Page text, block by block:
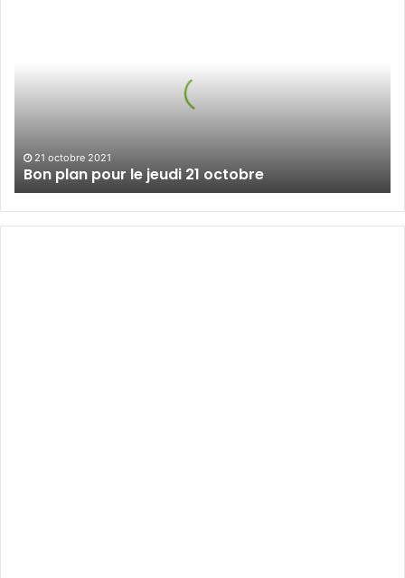
21 octobre 2021
Bon plan pour le jeudi 21 octobre